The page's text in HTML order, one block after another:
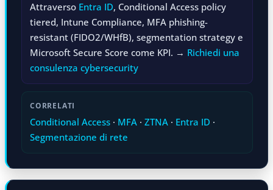
Attraverso Entra ID, Conditional Access policy
tiered, Intune Compliance, MFA phishing-
resistant (FIDO2/WHfB), segmentation strategy e
Microsoft Secure Score come KPI. → Richiedi una
consulenza cybersecurity
CORRELATI
Conditional Access · MFA · ZTNA · Entra ID ·
Segmentazione di rete